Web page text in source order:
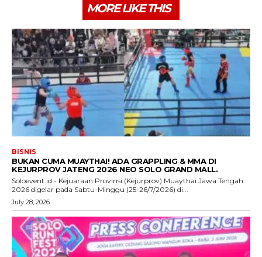
MORE LIKE THIS
BISNIS
BUKAN CUMA MUAYTHAI! ADA GRAPPLING & MMA DI
KEJURPROV JATENG 2026 NEO SOLO GRAND MALL.
Soloevent.id - Kejuaraan Provinsi (Kejurprov) Muaythai Jawa Tengah
2026 digelar pada Sabtu-Minggu (25-26/7/2026) di...
July 28, 2026